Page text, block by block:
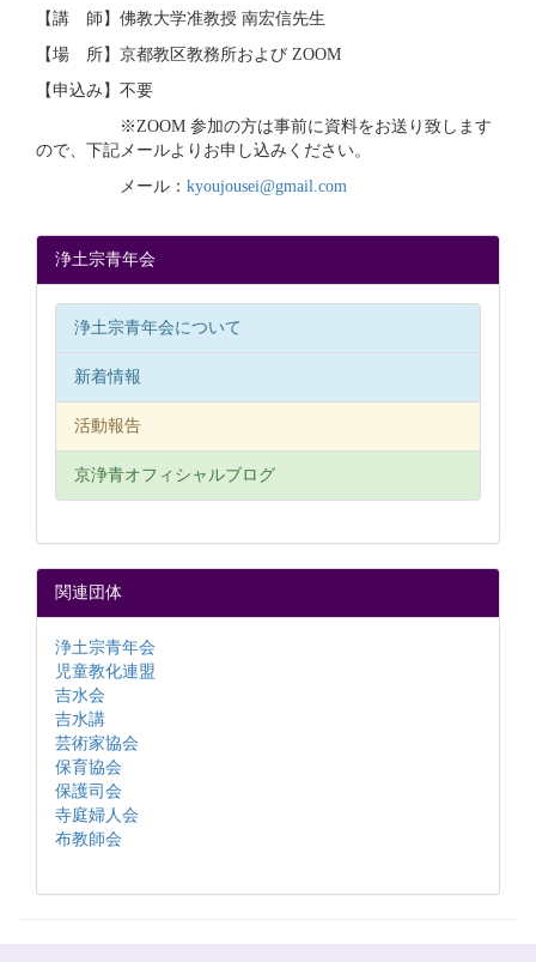
【講 師】佛教大学准教授 南宏信先生
【場 所】京都教区教務所および ZOOM
【申込み】不要
※ZOOM 参加の方は事前に資料をお送り致します
ので、 下記メールよりお申し込みください。
メール： kyoujousei@gmail.com
浄土宗青年会
浄土宗青年会について
新着情報
活動報告
京浄青オフィシャルブログ
関連団体
浄土宗青年会
児童教化連盟
吉水会
吉水講
芸術家協会
保育協会
保護司会
寺庭婦人会
布教師会